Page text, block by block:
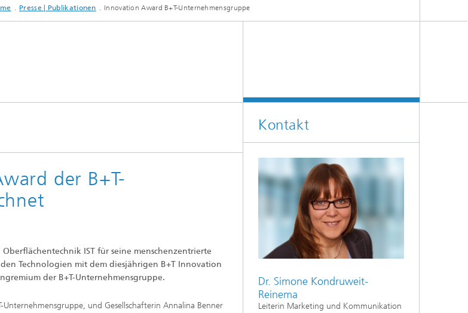
Presse | Publikationen Innovation Award B+T-Unternehmensgruppe
der B+T-
IST für seine menschenzentrierte
Technologien mit dem diesjährigen B+T Innovation
der B+T-Unternehmensgruppe.
Unternehmensgruppe, und Gesellschafterin Annalina Benner
Kontakt
Dr. Simone Kondruweit-
Reinema
Leiterin Marketing und Kommunikation